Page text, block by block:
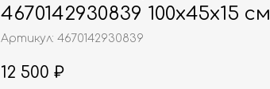
4670142930839 100х45х15 см
Артикул: 4670142930839
12 500 ₽